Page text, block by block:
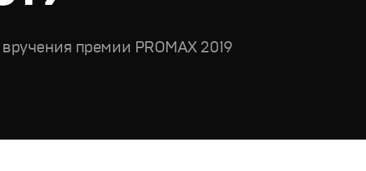
премии PROMAX 2019